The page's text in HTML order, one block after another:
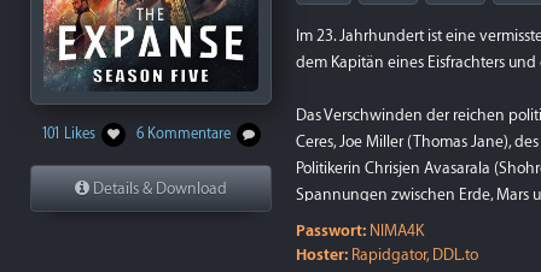
101 Likes 6 Kommentare
Details & Download
Im 23. Jahrhundert ist eine
dem Kapitän eines Eisfrachters
Das Verschwinden der reichen
Ceres, Joe Miller (Thomas Jane),
Politikerin Chrisjen Avasarala
Spannungen zwischen Erde, Mars
Passwort: NIMA4K
Hoster: Rapidgator, DDL.to